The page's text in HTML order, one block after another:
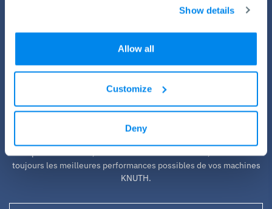
Show details
Allow all
Customize
Deny
Service de KNUTH
Toutes les machines ont besoin d’un arrêt de temps en temps
toujours les meilleures performances possibles de vos machines
KNUTH.